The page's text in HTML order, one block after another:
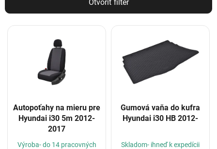
Otvoriť filter
V
Autopoťahy na mieru pre
Hyundai i30 5m 2012-
2017
Výroba- do 14 pracovných
Gumová vaňa do kufra
Hyundai i30 HB 2012-
Skladom- ihneď k expedícii